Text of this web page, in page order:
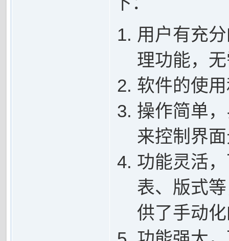
用户有充
理功能，
软件的使
操作简单
来控制界
功能灵活
表、版式
供了手动